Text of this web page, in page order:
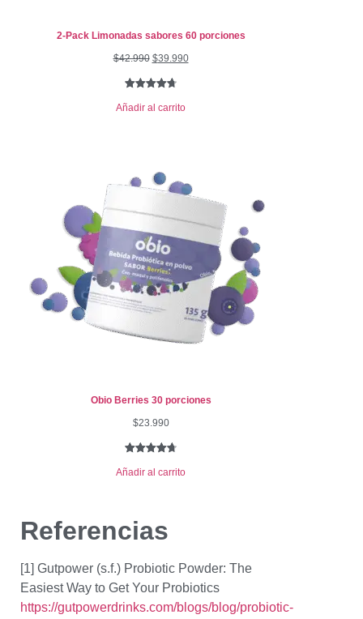
2-Pack Limonadas sabores 60 porciones
$42.990 $39.990
con 4.80de
de clientes
Añadir al carrito
Obio Berries 30 porciones
$23.990
con 4.76
valoraciones
de clientes
Añadir al carrito
Referencias
[1] Gutpower (s.f.) Probiotic Powder: The
Easiest Way to Get Your Probiotics
https://gutpowerdrinks.com/blogs/blog/probiotic-